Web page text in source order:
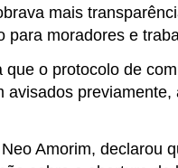
mais
moradores e
o protocolo de
Amorim, declarou